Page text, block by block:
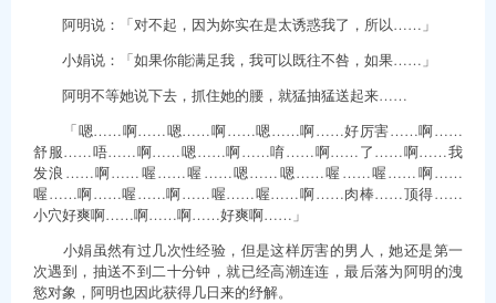
阿明说：「对不起，因为妳实在是太诱惑我了，所以……」
小娟说：「如果你能满足我，我可以既往不咎，如果……」
阿明不等她说下去，抓住她的腰，就猛抽猛送起来……
「嗯……啊……嗯……啊……嗯……啊……好厉害……啊……
舒服……唔……啊……嗯……啊……唷……啊……了……啊……我
发浪……啊……喔……喔……嗯……嗯……喔……喔……啊……
喔……啊……喔……啊……喔……喔……啊……肉棒……顶得……
小穴好爽啊……啊……啊……好爽啊……」
小娟虽然有过几次性经验，但是这样厉害的男人，她还是第一
次遇到，抽送不到二十分钟，就已经高潮连连，最后落为阿明的洩
慾对象，阿明也因此获得几日来的纾解。